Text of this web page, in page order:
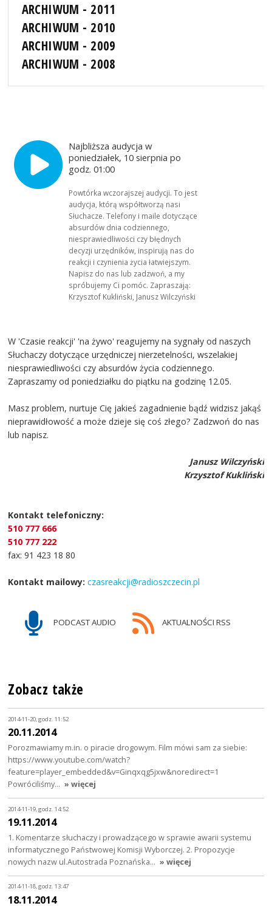
ARCHIWUM - 2011
ARCHIWUM - 2010
ARCHIWUM - 2009
ARCHIWUM - 2008
Najbliższa audycja w
poniedziałek, 10 sierpnia po
godz. 01:00
Powtórka wczorajszej audycji. To jest
audycja, którą współtworzą nasi
Słuchacze. Telefony i maile dotyczące
absurdów dnia codziennego,
niesprawiedliwości czy błędnych
decyzji urzędników, inspirują nas do
reakcji i czynienia życia łatwiejszym.
Napisz do nas lub zadzwoń, a my
spróbujemy Ci pomóc. Zapraszają:
Krzysztof Kukliński, Janusz Wilczyński
W 'Czasie reakcji' 'na żywo' reagujemy na sygnały od naszych
Słuchaczy dotyczące urzędniczej nierzetelności, wszelakiej
niesprawiedliwości czy absurdów życia codziennego.
Zapraszamy od poniedziałku do piątku na godzinę 12.05.
Masz problem, nurtuje Cię jakieś zagadnienie bądź widzisz jakąś
nieprawidłowość a może dzieje się coś złego? Zadzwoń do nas
lub napisz.
Janusz Wilczyński
Krzysztof Kukliński
Kontakt telefoniczny:
510 777 666
510 777 222
fax: 91 423 18 80
Kontakt mailowy: czasreakcji@radioszczecin.pl
PODCAST AUDIO AKTUALNOŚCI RSS
Zobacz także
2014-11-20, godz. 11:52
20.11.2014
Porozmawiamy m.in. o piracie drogowym. Film mówi sam za siebie:
https://www.youtube.com/watch?
feature=player_embedded&v=Ginqxqg5jxw&noredirect=1
Powróciliśmy… » więcej
2014-11-19, godz. 14:52
19.11.2014
1. Komentarze słuchaczy i prowadzącego w sprawie awarii systemu
informatycznego Państwowej Komisji Wyborczej. 2. Propozycje
nowych nazw ul.Autostrada Poznańska… » więcej
2014-11-18, godz. 13:47
18.11.2014